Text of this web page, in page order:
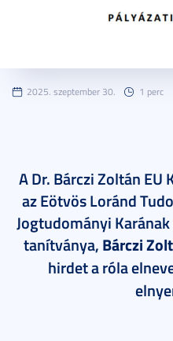
2025. szeptember 30. 1 perc
A Dr. Bárczi Zoltán EU
az Eötvös Loránd
Jogtudományi
tanítványa, Bárczi
hirdet a róla